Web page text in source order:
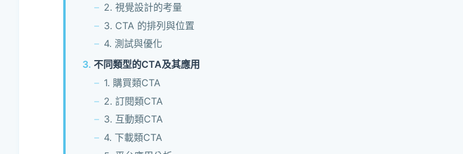
2. 視覺設計的考量
3. CTA 的排列與位置
4. 測試與優化
不同類型的CTA及其應用
1. 購買類CTA
2. 訂閱類CTA
3. 互動類CTA
4. 下載類CTA